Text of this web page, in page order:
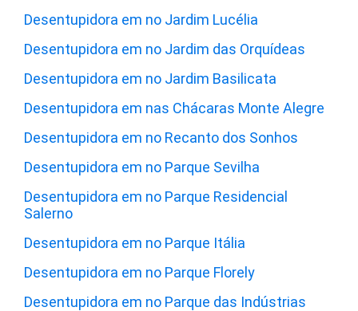
Desentupidora em no Jardim Lucélia
Desentupidora em no Jardim das Orquídeas
Desentupidora em no Jardim Basilicata
Desentupidora em nas Chácaras Monte Alegre
Desentupidora em no Recanto dos Sonhos
Desentupidora em no Parque Sevilha
Desentupidora em no Parque Residencial
Salerno
Desentupidora em no Parque Itália
Desentupidora em no Parque Florely
Desentupidora em no Parque das Indústrias